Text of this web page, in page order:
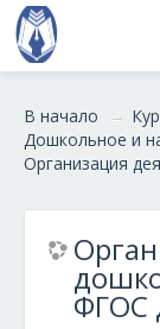
В начало →
Дошкольное и
Организация
ФГОС